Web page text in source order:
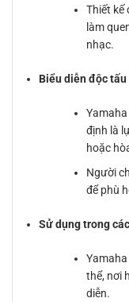
Thiết kế
làm
nhạc.
Biểu diễn độc
định là
hoặc
Người
để phù
Sử dụng trong
thể, nơi
diễn.